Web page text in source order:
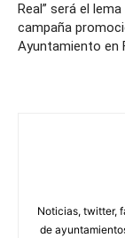
Real” será el lema
campaña
Ayuntamiento en
Noticias, twitter,
de